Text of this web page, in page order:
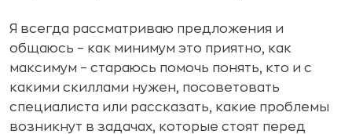
Я всегда рассматриваю предложения и
общаюсь – как минимум это приятно, как
максимум – стараюсь помочь понять, кто и с
какими скиллами нужен, посоветовать
специалиста или рассказать, какие проблемы
возникнут в задачах, которые стоят перед